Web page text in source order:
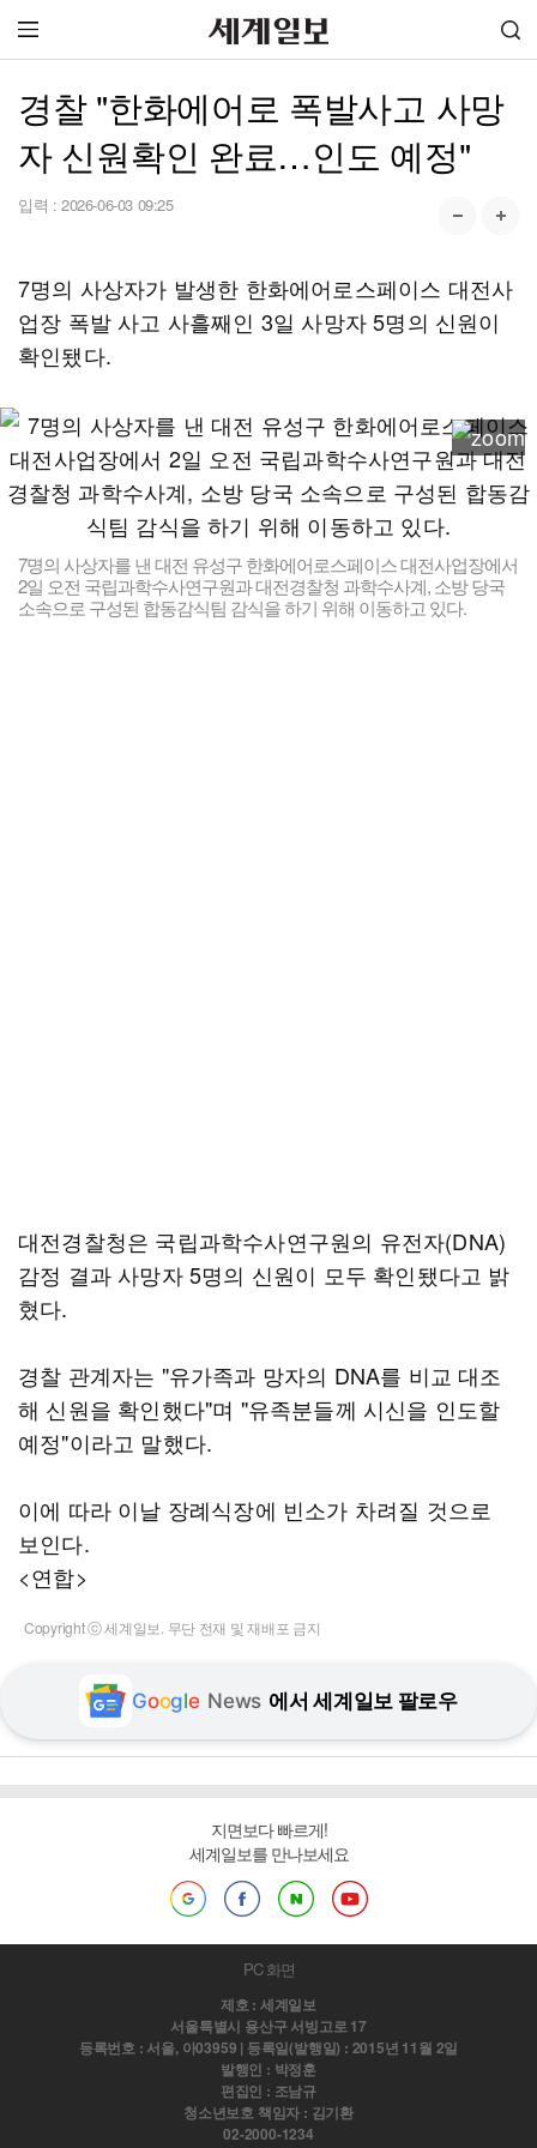
경찰 "한화에어로 폭발사고 사망
자 신원확인 완료…인도 예정"
입력 : 2026-06-03 09:25
7명의 사상자가 발생한 한화에어로스페이스 대전사
업장 폭발 사고 사흘째인 3일 사망자 5명의 신원이
확인됐다.
7명의 사상자를 낸 대전 유성구 한화에어로스페이스 대전사업장에서
2일 오전 국립과학수사연구원과 대전경찰청 과학수사계, 소방 당국
소속으로 구성된 합동감식팀 감식을 하기 위해 이동하고 있다.
대전경찰청은 국립과학수사연구원의 유전자(DNA)
감정 결과 사망자 5명의 신원이 모두 확인됐다고 밝
혔다.
경찰 관계자는 "유가족과 망자의 DNA를 비교 대조
해 신원을 확인했다"며 "유족분들께 시신을 인도할
예정"이라고 말했다.
이에 따라 이날 장례식장에 빈소가 차려질 것으로
보인다.
<연합>
Copyright ⓒ 세계일보. 무단 전재 및 재배포 금지
Google News 에서 세계일보 팔로우
지면보다 빠르게!
세계일보를 만나보세요
PC 화면
제호 : 세계일보
서울특별시 용산구 서빙고로 17
등록번호 : 서울, 아03959 | 등록일(발행일) : 2015년 11월 2일
발행인 : 박정훈
편집인 : 조남규
청소년보호 책임자 : 김기환
02-2000-1234